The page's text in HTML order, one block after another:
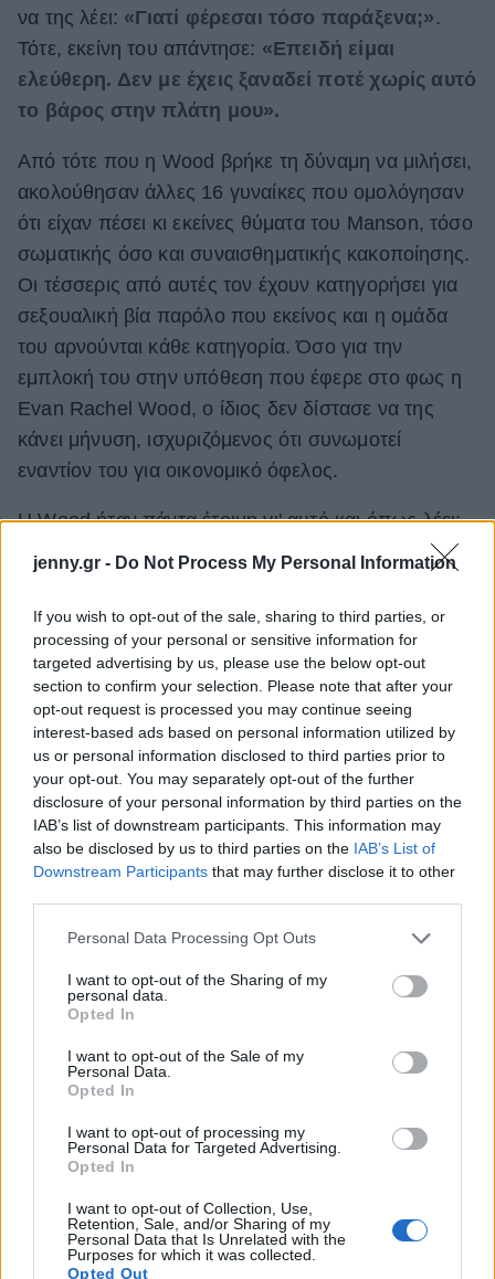
jenny.gr - Do Not Process My Personal Information
If you wish to opt-out of the sale, sharing to third parties, or
processing of your personal or sensitive information for
targeted advertising by us, please use the below opt-out
section to confirm your selection. Please note that after your
opt-out request is processed you may continue seeing
interest-based ads based on personal information utilized by
us or personal information disclosed to third parties prior to
your opt-out. You may separately opt-out of the further
disclosure of your personal information by third parties on the
IAB’s list of downstream participants. This information may
also be disclosed by us to third parties on the IAB’s List of
Downstream Participants that may further disclose it to other
Please note that this website/app uses one or more Google
not limited to your visit or usage behaviour. You may click to
grant or deny consent to Google and its third-party tags to
use your data for below specified purposes in below Google
consent section.
Personal Data Processing Opt Outs
I want to opt-out of the Sharing of my
personal data.
Opted In
I want to opt-out of the Sale of my
Personal Data.
Opted In
I want to opt-out of processing my
Personal Data for Targeted Advertising.
Opted In
I want to opt-out of Collection, Use,
Retention, Sale, and/or Sharing of my
Personal Data that Is Unrelated with the
Purposes for which it was collected.
Opted Out
να της λέει: «Γιατί φέρεσαι τόσο παράξενα;» .
Τότε, εκείνη του απάντησε: «Επειδή είμαι
ελεύθερη. Δεν με έχεις ξαναδεί ποτέ χωρίς αυτό
το βάρος στην πλάτη μου».
Από τότε που η Wood βρήκε τη δύναμη να μιλήσει,
ακολούθησαν άλλες 16 γυναίκες που ομολόγησαν
ότι είχαν πέσει κι εκείνες θύματα του Manson, τόσο
σωματικής όσο και συναισθηματικής κακοποίησης.
Οι τέσσερις από αυτές τον έχουν κατηγορήσει για
σεξουαλική βία παρόλο που εκείνος και η ομάδα
του αρνούνται κάθε κατηγορία. Όσο για την
εμπλοκή του στην υπόθεση που έφερε στο φως η
Evan Rachel Wood, ο ίδιος δεν δίστασε να της
κάνει μήνυση, ισχυριζόμενος ότι συνωμοτεί
εναντίον του για οικονομικό όφελος.
Η Wood ήταν πάντα έτοιμη γι' αυτό και όπως λέει:
«Όταν αυτά που φοβάσαι, αρχίζουν να
πρέπει να τα αντιμετωπίσεις».